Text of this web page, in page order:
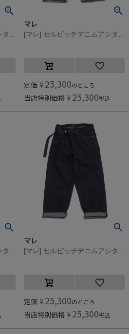
マレ
定価 ¥ 25,300のところ
当店特別価格 ¥ 25,300税込
マレ
定価 ¥ 25,300のところ
当店特別価格 ¥ 25,300税込